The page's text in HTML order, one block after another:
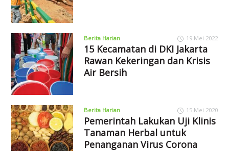
Berita Harian 19 Mei 2022
15 Kecamatan di DKI Jakarta
Rawan Kekeringan dan Krisis
Air Bersih
Berita Harian 15 Mei 2020
Pemerintah Lakukan Uji Klinis
Tanaman Herbal untuk
Penanganan Virus Corona